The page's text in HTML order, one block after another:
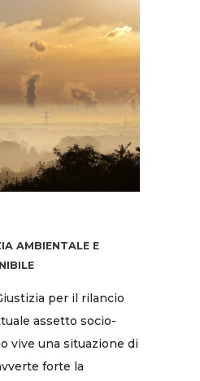
AMBIENTALE E
per il rilancio
assetto socio-
vive una situazione di
forte la